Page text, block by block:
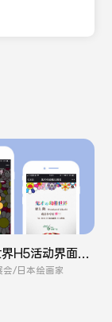
H5活动界面UI
/日本绘画家